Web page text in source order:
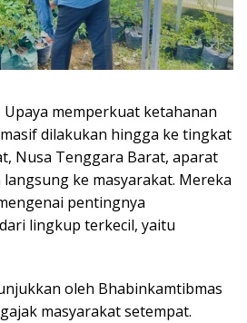
Upaya memperkuat ketahanan
dilakukan hingga ke tingkat
Nusa Tenggara Barat, aparat
ke masyarakat. Mereka
pentingnya
lingkup terkecil, yaitu
oleh Bhabinkamtibmas
masyarakat setempat.